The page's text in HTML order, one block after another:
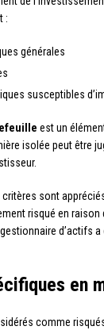
:
générales
susceptibles
est un
isolée peut être
critères sont
risqué en
d’actifs
en
comme